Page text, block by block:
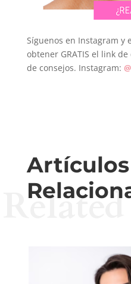
Síguenos en Instagram y
obtener GRATIS el link
de consejos. Instagram:
Artículos
Related